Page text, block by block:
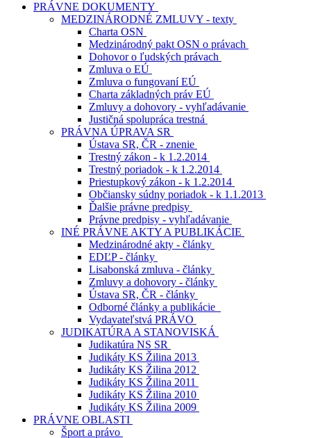
PRÁVNE DOKUMENTY
MEDZINÁRODNÉ ZMLUVY - texty
Charta OSN
Medzinárodný pakt OSN o právach
Dohovor o ľudských právach
Zmluva o EÚ
Zmluva o fungovaní EÚ
Charta základných práv EÚ
Zmluvy a dohovory - vyhľadávanie
Justičná spolupráca trestná
PRÁVNA ÚPRAVA SR
Ústava SR, ČR - znenie
Trestný zákon - k 1.2.2014
Trestný poriadok - k 1.2.2014
Priestupkový zákon - k 1.2.2014
Občiansky súdny poriadok - k 1.1.2013
Ďalšie právne predpisy
Právne predpisy - vyhľadávanie
INÉ PRÁVNE AKTY A PUBLIKÁCIE
Medzinárodné akty - články
EDĽP - články
Lisabonská zmluva - články
Zmluvy a dohovory - články
Ústava SR, ČR - články
Odborné články a publikácie
Vydavateľstvá PRÁVO
JUDIKATÚRA A STANOVISKÁ
Judikatúra NS SR
Judikáty KS Žilina 2013
Judikáty KS Žilina 2012
Judikáty KS Žilina 2011
Judikáty KS Žilina 2010
Judikáty KS Žilina 2009
PRÁVNE OBLASTI
Šport a právo